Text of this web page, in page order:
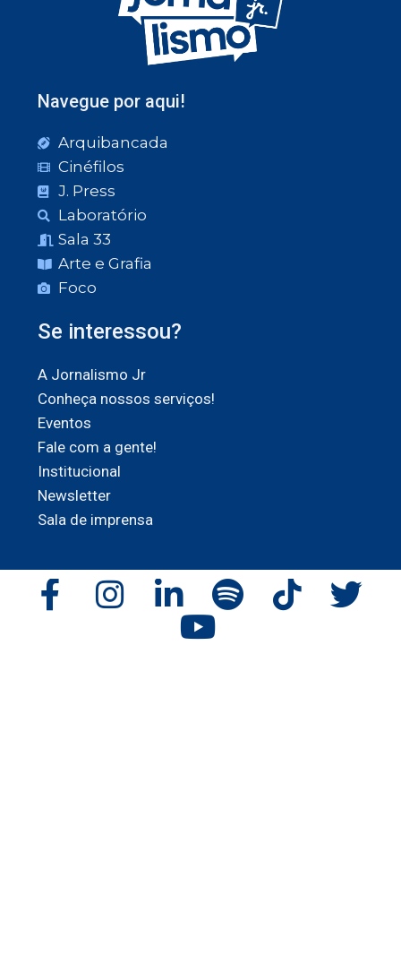
Navegue por aqui!
Arquibancada
Cinéfilos
J. Press
Laboratório
Sala 33
Arte e Grafia
Foco
Se interessou?
A Jornalismo Jr
Conheça nossos serviços!
Eventos
Fale com a gente!
Institucional
Newsletter
Sala de imprensa